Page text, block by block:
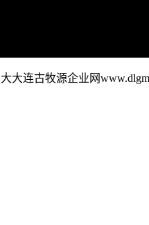
大大连古牧源企业网